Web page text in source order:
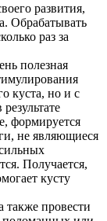
развития,
Обрабатывать
раз за
полезная
куста, но и с
формируется
не являющиеся
Получается,
кусту
также провести